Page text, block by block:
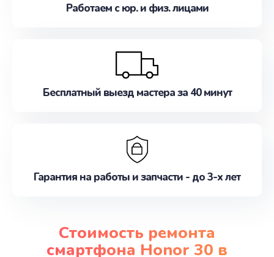
Работаем с юр. и физ. лицами
Бесплатный выезд мастера за 40 минут
Гарантия на работы и запчасти - до 3-х лет
Стоимость ремонта
смартфона Honor 30 в